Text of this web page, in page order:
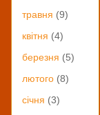
травня (9)
квітня (4)
березня (5)
лютого (8)
січня (3)